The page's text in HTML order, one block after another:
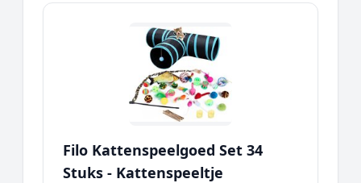
Filo Kattenspeelgoed Set 34
Stuks - Kattenspeeltje